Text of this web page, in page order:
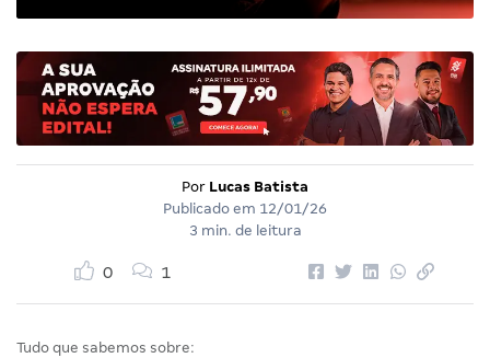
Por Lucas Batista
Publicado em 12/01/26
3 min. de leitura
0 1
Tudo que sabemos sobre: